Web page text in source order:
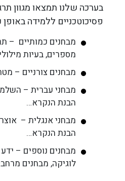
בערכה שלנו תמצאו מגוון
פסיכוטכניים ללמידה
מבחנים כמותיים –
מספרים, בעיות
מבחנים צורניים –
מבחני עברית –
הבנת הנקרא…
מבחני אנגלית –
הבנת הנקרא…
מבחנים נוספים –
לוגיקה, מבחנים